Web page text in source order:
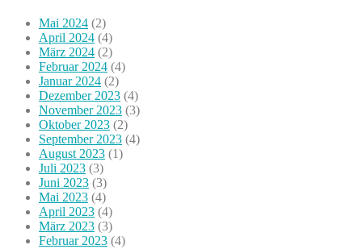
Mai 2024 (2)
April 2024 (4)
März 2024 (2)
Februar 2024 (4)
Januar 2024 (2)
Dezember 2023 (4)
November 2023 (3)
Oktober 2023 (2)
September 2023 (4)
August 2023 (1)
Juli 2023 (3)
Juni 2023 (3)
Mai 2023 (4)
April 2023 (4)
März 2023 (3)
Februar 2023 (4)